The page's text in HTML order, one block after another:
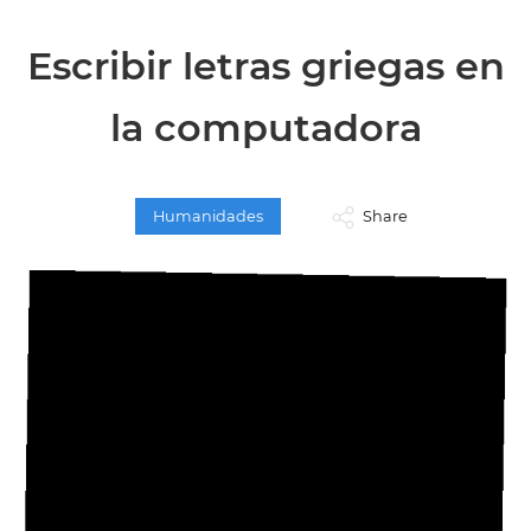
Escribir letras griegas en
la computadora
Humanidades Share